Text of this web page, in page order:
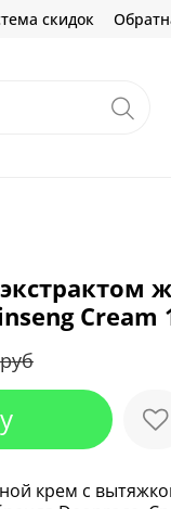
скидок
Cream
крем с